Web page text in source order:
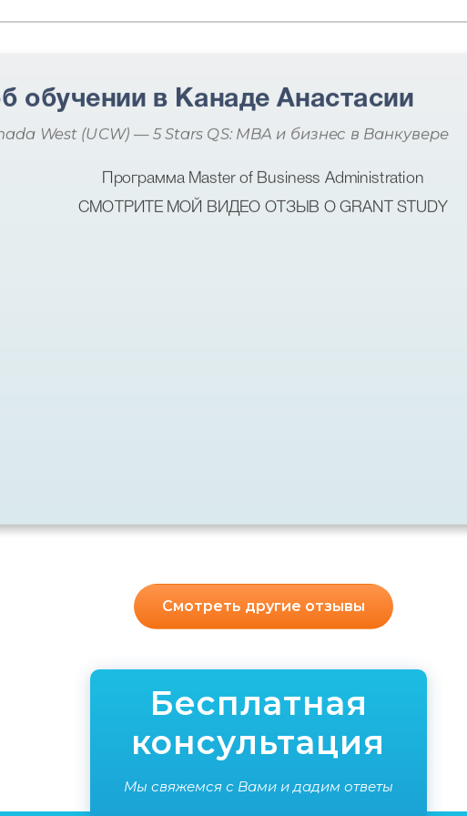
обучении в Канаде Анастасии
West (UCW) — 5 Stars QS: MBA и бизнес в Ванкувере
Программа Master of Business Administration
СМОТРИТЕ МОЙ ВИДЕО ОТЗЫВ О GRANT STUDY
Смотреть другие отзывы
Бесплатная
консультация
Мы свяжемся с Вами и дадим ответы